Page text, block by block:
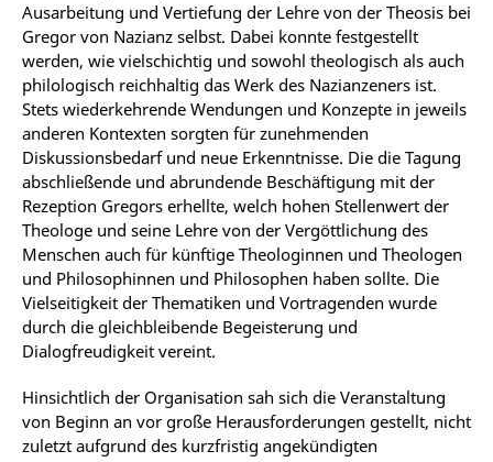
Ausarbeitung und Vertiefung der Lehre von der Theosis bei
Gregor von Nazianz selbst. Dabei konnte festgestellt
werden, wie vielschichtig und sowohl theologisch als auch
philologisch reichhaltig das Werk des Nazianzeners ist.
Stets wiederkehrende Wendungen und Konzepte in jeweils
anderen Kontexten sorgten für zunehmenden
Diskussionsbedarf und neue Erkenntnisse. Die die Tagung
abschließende und abrundende Beschäftigung mit der
Rezeption Gregors erhellte, welch hohen Stellenwert der
Theologe und seine Lehre von der Vergöttlichung des
Menschen auch für künftige Theologinnen und Theologen
und Philosophinnen und Philosophen haben sollte. Die
Vielseitigkeit der Thematiken und Vortragenden wurde
durch die gleichbleibende Begeisterung und
Dialogfreudigkeit vereint.
Hinsichtlich der Organisation sah sich die Veranstaltung
von Beginn an vor große Herausforderungen gestellt, nicht
zuletzt aufgrund des kurzfristig angekündigten